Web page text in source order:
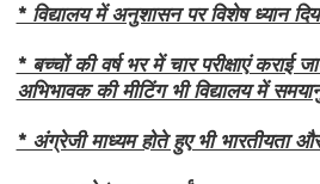
* विद्यालय में अनुशासन पर विशेष ध्यान
* बच्चों की वर्ष भर में चार परीक्षाएं
अभिभावक की मीटिंग भी विद्यालय में
* अंग्रेजी माध्यम होते हुए भी भारतीयता